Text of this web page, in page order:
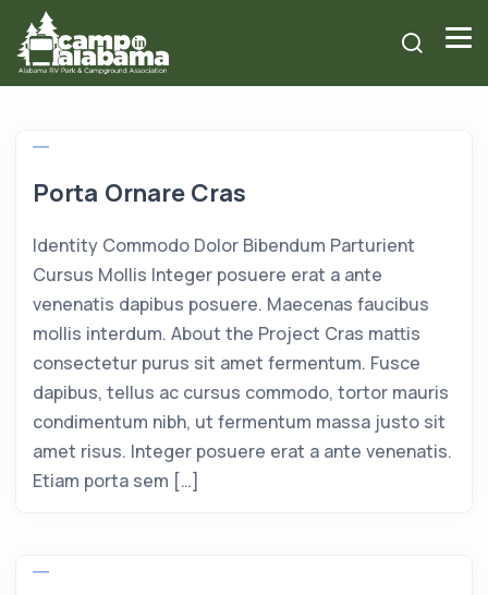
Porta Ornare Cras
Identity Commodo Dolor Bibendum Parturient
Cursus Mollis Integer posuere erat a ante
venenatis dapibus posuere. Maecenas faucibus
mollis interdum. About the Project Cras mattis
consectetur purus sit amet fermentum. Fusce
dapibus, tellus ac cursus commodo, tortor mauris
condimentum nibh, ut fermentum massa justo sit
amet risus. Integer posuere erat a ante venenatis.
Etiam porta sem […]